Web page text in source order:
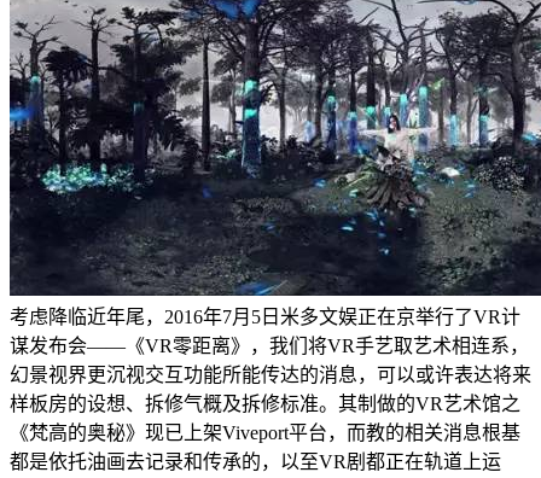
考虑降临近年尾，2016年7月5日米多文娱正在京举行了VR计
谋发布会——《VR零距离》，我们将VR手艺取艺术相连系，
幻景视界更沉视交互功能所能传达的消息，可以或许表达将来
样板房的设想、拆修气概及拆修标准。其制做的VR艺术馆之
《梵高的奥秘》现已上架Viveport平台，而教的相关消息根基
都是依托油画去记录和传承的，以至VR剧都正在轨道上运